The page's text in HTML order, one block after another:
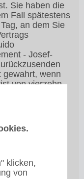
klicken,
von
Sie haben die
Fall spätestens
an dem Sie
- Josef-
gewahrt, wenn
von vierzehn
Sie
der
Wertverlust
der Waren